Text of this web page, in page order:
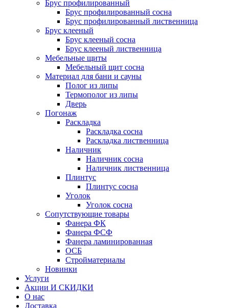
Брус профилированный
Брус профилированный сосна
Брус профилированный лиственница
Брус клееный
Брус клееный сосна
Брус клееный лиственница
Мебельные щиты
Мебельный щит сосна
Материал для бани и сауны
Полог из липы
Термополог из липы
Дверь
Погонаж
Раскладка
Раскладка сосна
Раскладка лиственница
Наличник
Наличник сосна
Наличник лиственница
Плинтус
Плинтус сосна
Уголок
Уголок сосна
Сопутствующие товары
Фанера ФК
Фанера ФСФ
Фанера ламинированная
ОСБ
Стройматериалы
Новинки
Услуги
Акции И СКИДКИ
О нас
Доставка